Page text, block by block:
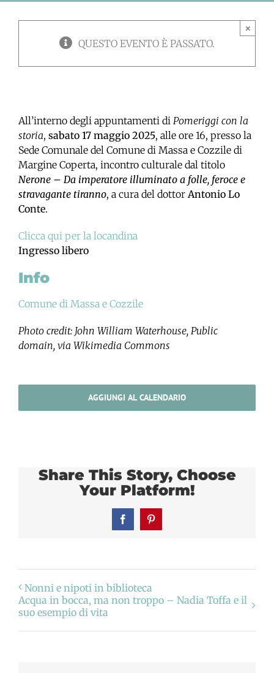
QUESTO EVENTO È PASSATO.
×
All’interno degli appuntamenti di Pomeriggi con la
storia, sabato 17 maggio 2025, alle ore 16, presso la
Sede Comunale del Comune di Massa e Cozzile di
Margine Coperta, incontro culturale dal titolo
Nerone – Da imperatore illuminato a folle, feroce e
stravagante tiranno, a cura del dottor Antonio Lo
Conte.
Clicca qui per la locandina
Ingresso libero
Info
Comune di Massa e Cozzile
Photo credit: John William Waterhouse, Public
domain, via Wikimedia Commons
AGGIUNGI AL CALENDARIO
Share This Story, Choose
Your Platform!
FacebookPinterest
Nonni e nipoti in biblioteca
Acqua in bocca, ma non troppo – Nadia Toffa e il
suo esempio di vita